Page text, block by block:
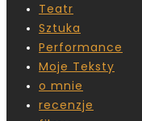
Teatr
Sztuka
Performance
Moje Teksty
o mnie
recenzje